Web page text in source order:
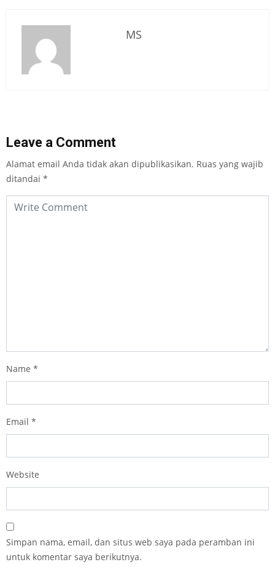
MS
Leave a Comment
Alamat email Anda tidak akan dipublikasikan. Ruas yang wajib
ditandai *
Name *
Email *
Website
Simpan nama, email, dan situs web saya pada peramban ini
untuk komentar saya berikutnya.